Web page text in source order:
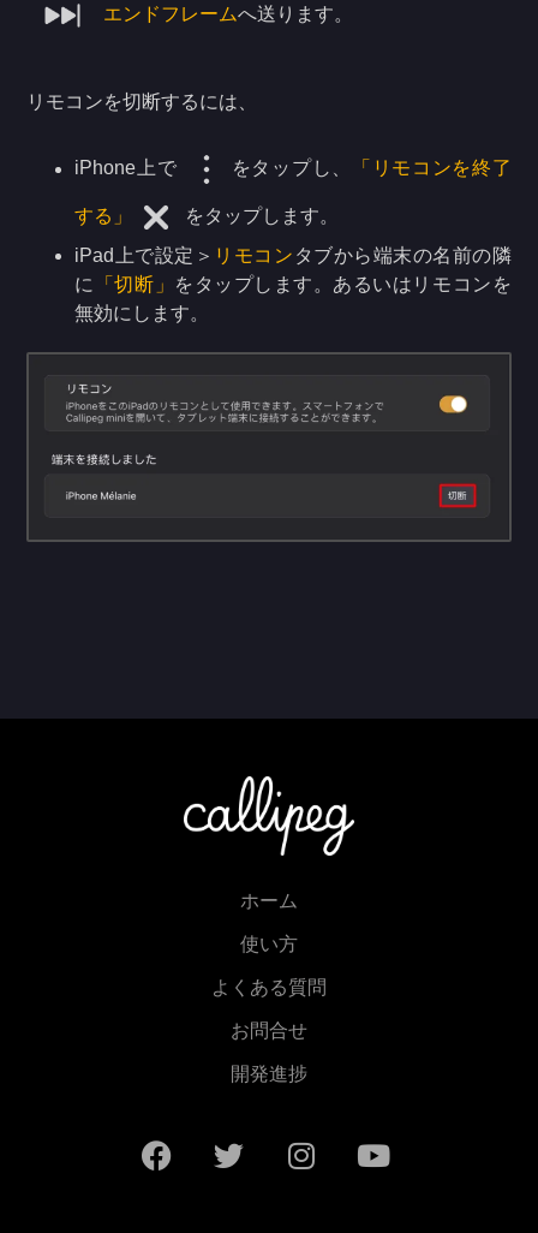
エンドフレームへ送ります。
リモコンを切断するには、
iPhone上で をタップし、 「リモコンを終了
する」
をタップします。
iPad上で設定＞ リモコン タブから端末の名前の隣
に
「切断」
をタップします。あるいはリモコンを
無効にします。
ホーム
使い方
よくある質問
お問合せ
開発進捗